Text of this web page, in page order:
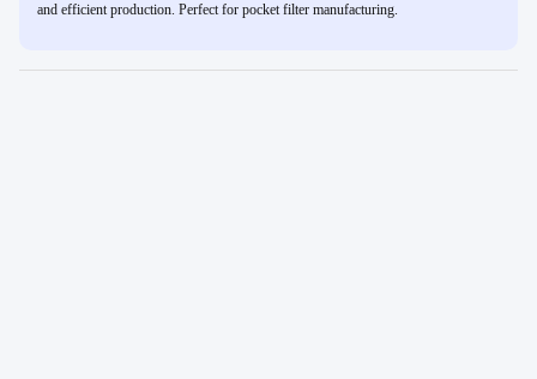
and efficient production. Perfect for pocket filter manufacturing.